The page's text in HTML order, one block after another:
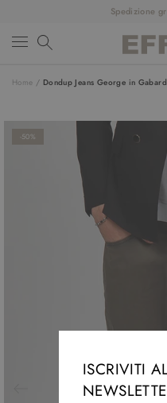
Spedizione
NUOVI ARRIVI
ABBIGLIAMENTO
ISCRIVITI
Home / Dondup Jeans George in
-50%